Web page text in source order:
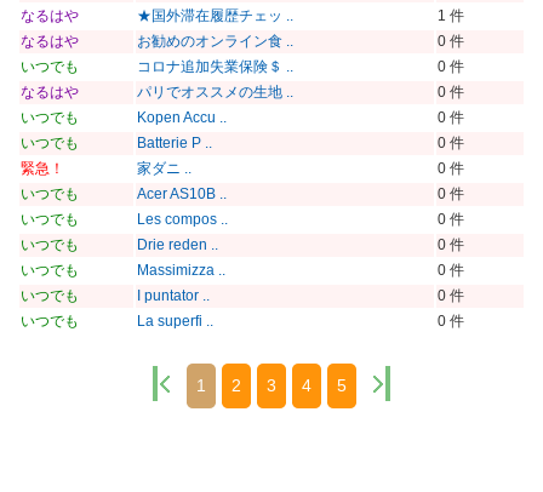
なるはや
★国外滞在履歴チェッ ..
1 件
なるはや
お勧めのオンライン食 ..
0 件
いつでも
コロナ追加失業保険＄ ..
0 件
なるはや
パリでオススメの生地 ..
0 件
いつでも
Kopen Accu ..
0 件
いつでも
Batterie P ..
0 件
緊急！
家ダニ ..
0 件
いつでも
Acer AS10B ..
0 件
いつでも
Les compos ..
0 件
いつでも
Drie reden ..
0 件
いつでも
Massimizza ..
0 件
いつでも
I puntator ..
0 件
いつでも
La superfi .. 0 件
1 2 3 4 5